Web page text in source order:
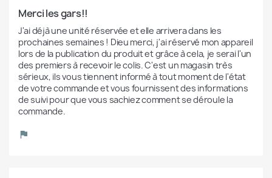
J'ai déjà une unité réservée et elle arrivera dans les
prochaines semaines ! Dieu merci, j'ai réservé mon appareil
lors de la publication du produit et grâce à cela, je serai l'un
des premiers à recevoir le colis. C'est un magasin très
sérieux, ils vous tiennent informé à tout moment de l'état
de votre commande et vous fournissent des informations
de suivi pour que vous sachiez comment se déroule la
commande.